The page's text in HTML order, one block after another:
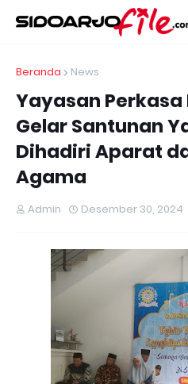
Beranda News
Yayasan
Gelar Santunan
Dihadiri Aparat
Agama
Admin Desember 30, 2024